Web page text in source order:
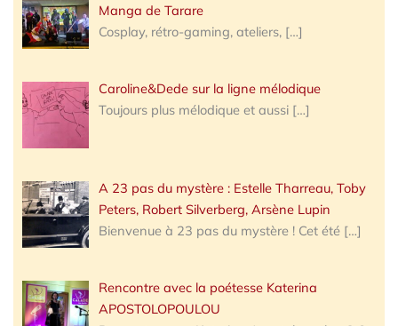
Manga de Tarare
Cosplay, rétro-gaming, ateliers, […]
Caroline&Dede sur la ligne mélodique
Toujours plus mélodique et aussi […]
A 23 pas du mystère : Estelle Tharreau, Toby
Peters, Robert Silverberg, Arsène Lupin
Bienvenue à 23 pas du mystère ! Cet été […]
Rencontre avec la poétesse Katerina
APOSTOLOPOULOU